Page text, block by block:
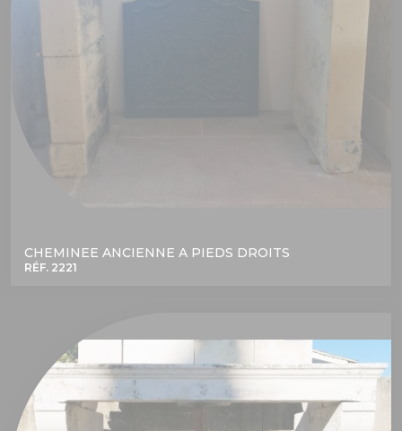
CHEMINEE ANCIENNE A PIEDS DROITS
RÉF. 2221